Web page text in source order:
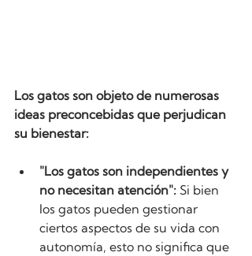
Los gatos son objeto de numerosas
ideas preconcebidas que perjudican
su bienestar:
"Los gatos son independientes y
no necesitan atención": Si bien
los gatos pueden gestionar
ciertos aspectos de su vida con
autonomía, esto no significa que